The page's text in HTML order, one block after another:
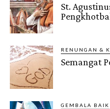
St.
RENUNGAN &
Semangat
GEMBALA BAIK